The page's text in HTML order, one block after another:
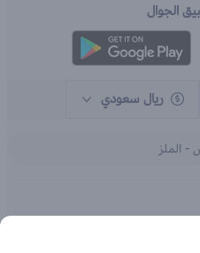
الجوال
ريال سعودي
- الملز